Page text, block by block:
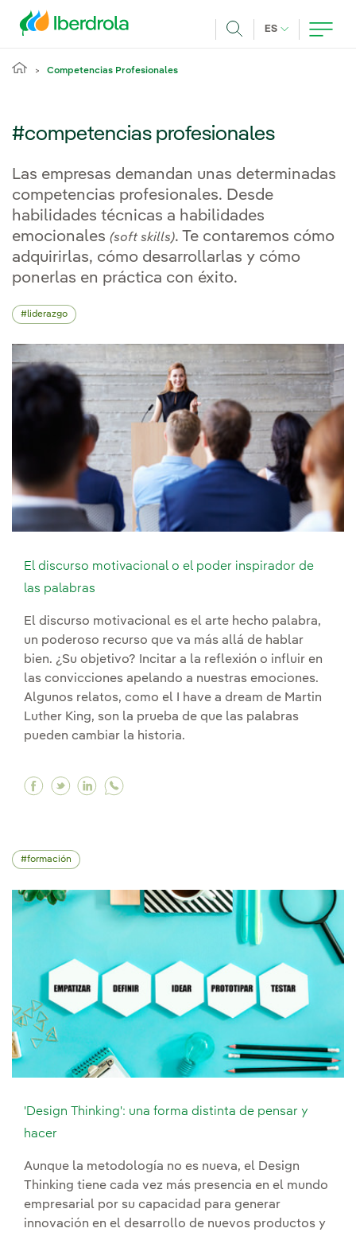
ES IDIOMA
Competencias Profesionales
#competencias profesionales
Las empresas demandan unas determinadas
competencias profesionales. Desde
habilidades técnicas a habilidades
emocionales (soft skills). Te contaremos cómo
adquirirlas, cómo desarrollarlas y cómo
ponerlas en práctica con éxito.
liderazgo
El discurso motivacional o el poder inspirador de
las palabras
El discurso motivacional es el arte hecho palabra,
un poderoso recurso que va más allá de hablar
bien. ¿Su objetivo? Incitar a la reflexión o influir en
las convicciones apelando a nuestras emociones.
Algunos relatos, como el I have a dream de Martin
Luther King, son la prueba de que las palabras
pueden cambiar la historia.
Facebook El discurso motivacional o el poder
Twitter El discurso motivacional o el
Linkedin El discurso motivacional o el
formación
'Design Thinking': una forma distinta de pensar y
hacer
Aunque la metodología no es nueva, el Design
Thinking tiene cada vez más presencia en el mundo
empresarial por su capacidad para generar
innovación en el desarrollo de nuevos productos y